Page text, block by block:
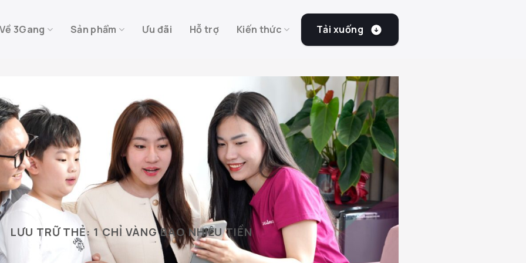
Về 3Gang Sản phẩm Ưu đãi Hỗ trợ Kiến thức Tải xuống
LƯU TRỮ THẺ: 1 CHỈ VÀNG BAO NHIÊU TIỀN